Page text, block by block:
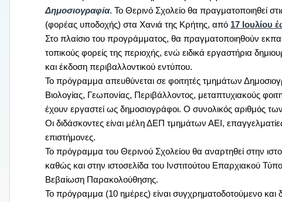
Δημοσιογραφία. Το Θερινό Σχολείο θα πραγματοποιηθεί
(φορέας υποδοχής) στα Χανιά της Κρήτης, από 17 Ιουλίου
Στο πλαίσιο του προγράμματος, θα πραγματοποιηθούν
τοπικούς φορείς της περιοχής, ενώ ειδικά εργαστήρια
και έκδοση περιβαλλοντικού εντύπου.
Το πρόγραμμα απευθύνεται σε φοιτητές τμημάτων
Βιολογίας, Γεωπονίας, Περιβάλλοντος, μεταπτυχιακούς
έχουν εργαστεί ως δημοσιογράφοι. Ο συνολικός αριθμός
Οι διδάσκοντες είναι μέλη ΔΕΠ τμημάτων ΑΕΙ,
επιστήμονες.
Το πρόγραμμα του Θερινού Σχολείου θα αναρτηθεί στην
καθώς και στην ιστοσελίδα του Ινστιτούτου Επαρχιακού
Βεβαίωση Παρακολούθησης.
Το πρόγραμμα (10 ημέρες) είναι συγχρηματοδοτούμενο και